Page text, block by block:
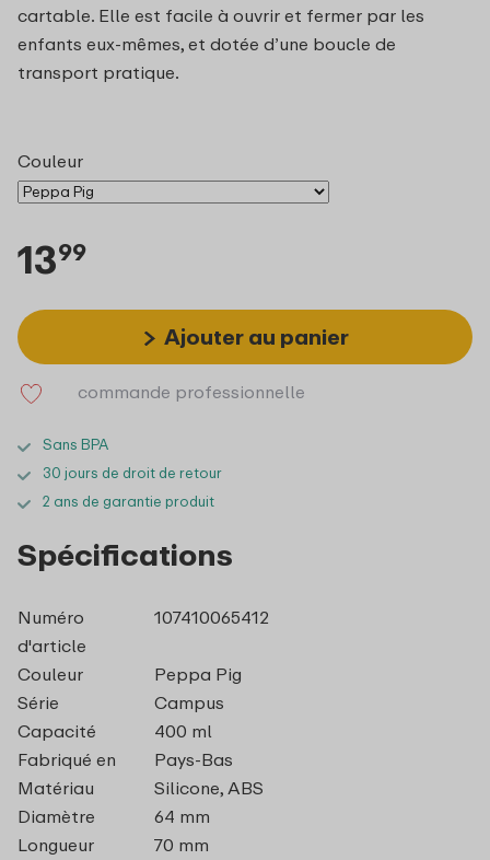
cartable. Elle est facile à ouvrir et fermer par les
enfants eux-mêmes, et dotée d’une boucle de
transport pratique.
Couleur
1399
Ajouter au panier
commande professionnelle
Sans BPA
30 jours de droit de retour
2 ans de garantie produit
Spécifications
Numéro
d'article
107410065412
Couleur
Peppa Pig
Série
Campus
Capacité
400 ml
Fabriqué en
Pays-Bas
Matériau
Silicone, ABS
Diamètre
64 mm
Longueur
70 mm